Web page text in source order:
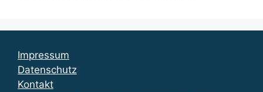
Impressum
Datenschutz
Kontakt